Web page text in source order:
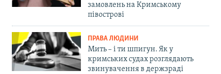
замовлень на Кримському
півострові
ПРАВА ЛЮДИНИ
Мить – і ти шпигун. Як у
кримських судах розглядають
звинувачення в держзраді